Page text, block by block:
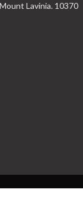
Lavinia. 10370